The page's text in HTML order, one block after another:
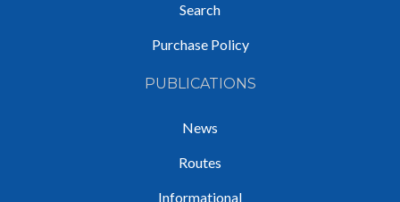
Search
Purchase Policy
PUBLICATIONS
News
Routes
Informational